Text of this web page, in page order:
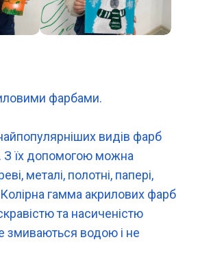
фарбами.
видів фарб
З їх допомогою можна
металі, полотні, папері,
Колірна гамма акрилових фарб
та насиченістю
змиваються водою і не